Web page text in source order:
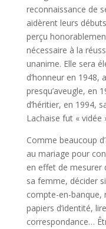
reconnaissance de
aidèrent leurs
perçu
nécessaire à la
unanime. Elle sera
d’honneur en
presqu’aveugle, en
d’héritier, en 1994,
Lachaise fut « vidée
Comme beaucoup
au mariage pour
en effet de mesurer
sa femme, décider
compte-en-banque,
papiers d’identité,
correspondance…